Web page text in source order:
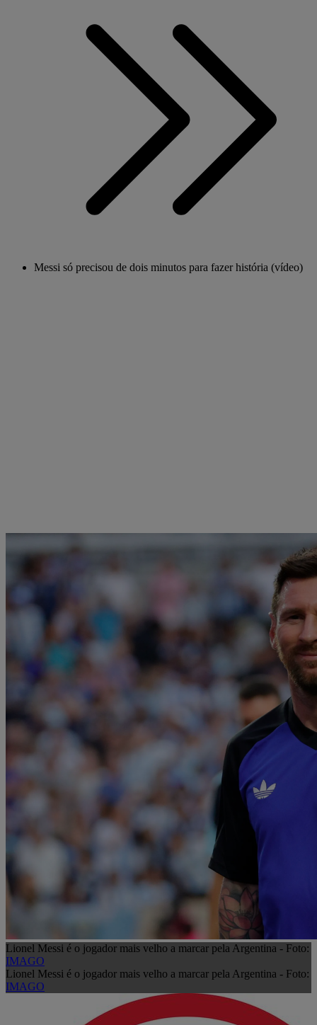
Messi só precisou de dois minutos para fazer história (vídeo)
Lionel Messi é o jogador mais velho a marcar pela Argentina - Foto:
IMAGO
Lionel Messi é o jogador mais velho a marcar pela Argentina - Foto:
IMAGO